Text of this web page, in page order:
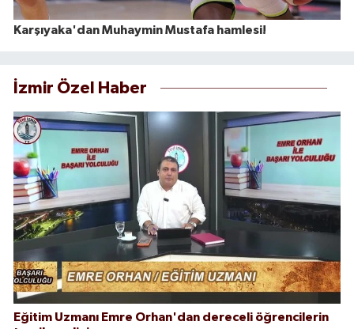
Karşıyaka'dan Muhaymin Mustafa hamlesi!
İzmir Özel Haber
Eğitim Uzmanı Emre Orhan'dan dereceli öğrencilerin